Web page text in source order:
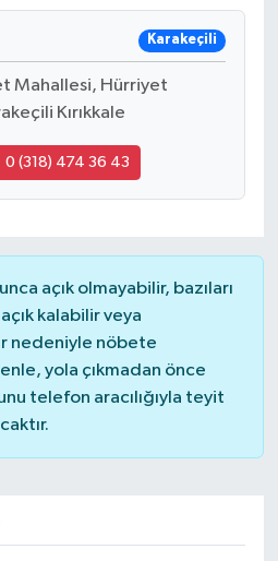
Karakeçili
Mahallesi, Hürriyet
Kırıkkale
0 (318) 474 36 43
açık olmayabilir, bazıları
kalabilir veya
nedeniyle nöbete
yola çıkmadan önce
telefon aracılığıyla teyit